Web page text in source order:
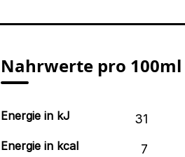
Nahrwerte pro 100ml
Energie in kJ 31
Energie in kcal 7